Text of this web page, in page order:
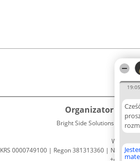
19:05
Organizator
Bright Side Solutions sp. z o.
ul.
Wrocław
KRS 0000749100 | Regon 381313360 | NIP
+48 508